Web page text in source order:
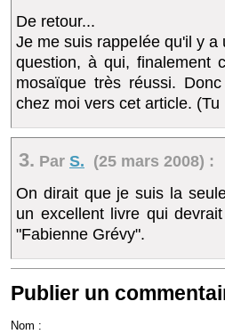
De retour...
Je me suis rappelée qu'il y
question, à qui, finalement
mosaïque très réussi.
chez moi vers cet article.
3. Par S. (25 mars 2008) :
On dirait que je suis la
un excellent livre qui
"Fabienne Grévy".
Publier un
Nom :